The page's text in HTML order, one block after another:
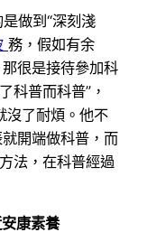
做到“深刻淺
務，假如有余
很是接待參加科
科普而科普”，
沒了耐煩。他不
開端做科普，而
法，在科普經過
康素養